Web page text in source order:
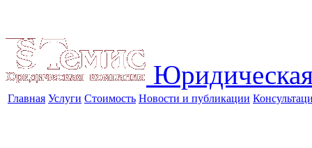
Главная Услуги Стоимость Новости и публикации